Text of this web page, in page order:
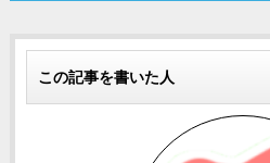
この記事を書いた人